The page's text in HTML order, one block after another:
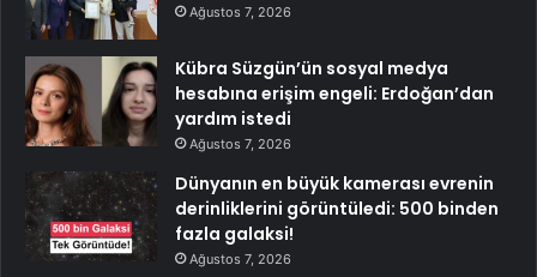
Ağustos 7, 2026
Kübra Süzgün’ün sosyal medya
hesabına erişim engeli: Erdoğan’dan
yardım istedi
Ağustos 7, 2026
Dünyanın en büyük kamerası evrenin
derinliklerini görüntüledi: 500 binden
fazla galaksi!
Ağustos 7, 2026